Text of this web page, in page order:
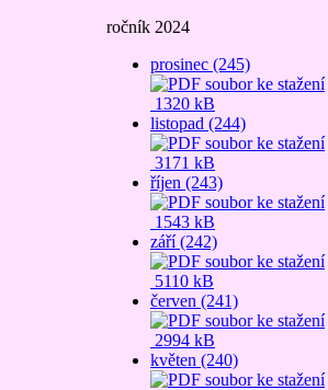
ročník 2024
prosinec (245)
1320 kB
listopad (244)
3171 kB
říjen (243)
1543 kB
září (242)
5110 kB
červen (241)
2994 kB
květen (240)